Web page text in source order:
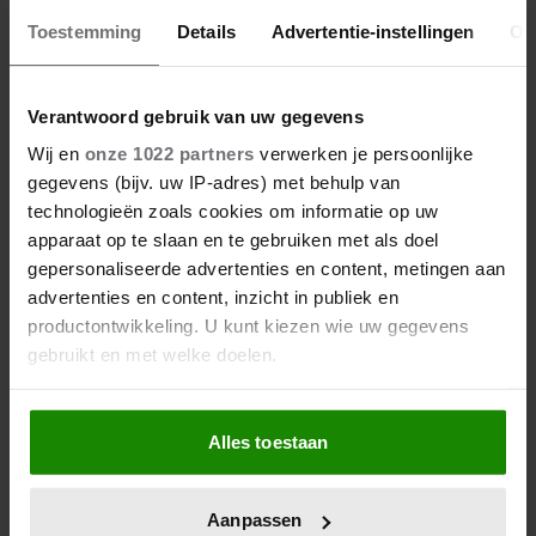
Toestemming Details Advertentie-instellingen
Verantwoord gebruik van uw gegevens
Wij en onze 1022 partners verwerken je persoonlijke
gegevens (bijv. uw IP-adres) met behulp van
technologieën zoals cookies om informatie op uw
apparaat op te slaan en te gebruiken met als doel
gepersonaliseerde advertenties en content, metingen aan
advertenties en content, inzicht in publiek en
productontwikkeling. U kunt kiezen wie uw gegevens
gebruikt en met welke doelen.
Als u het toestaat, willen we ook graag:
Informatie verzamelen over uw geografische
locatie, die tot een paar meter nauwkeurig kan zijn
scannen op specifieke eigenschappen (fingerprinting)
Alles toestaan
Aanpassen
28 april 2026
MODEMERKEN VAN PRINSES
CATHERINE
23 april 2026
KATE EN CAMILLA HEBBEN EEN